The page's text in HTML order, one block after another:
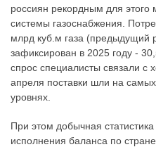
россиян рекордным для
системы газоснабжения.
млрд куб.м газа (предыдущий
зафиксирован в 2025 году -
спрос специалисты связали с
апреля поставки шли на самых
уровнях.
При этом добычная
исполнения баланса по